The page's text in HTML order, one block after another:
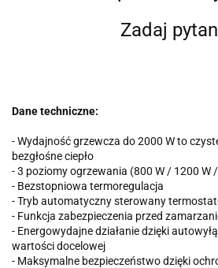
Zadaj
Dane techniczne:
- Wydajność grzewcza do 2000 W to
bezgłośne ciepło
- 3 poziomy ogrzewania (800 W / 1200 W
- Bezstopniowa termoregulacja
- Tryb automatyczny sterowany
- Funkcja zabezpieczenia przed
- Energowydajne działanie dzięki
wartości docelowej
- Maksymalne bezpieczeństwo dzięki